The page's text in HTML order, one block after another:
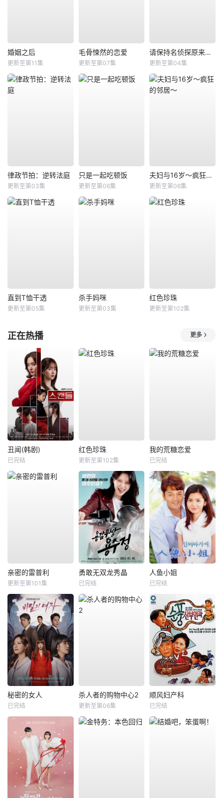
婚姻之后
更新至第11集
毛骨悚然的恋爱
更新至第07集
请保持名侦探原来的样子
更新至第04集
律政节拍：逆转法庭
更新至第03集
只是一起吃顿饭
更新至第06集
夫妇与16岁～疯狂的邻居～
更新至第06集
直到T恤干透
更新至第05集
杀手妈咪
更新至第03集
红色珍珠
更新至第102集
正在热播 更多
丑闻(韩剧)
已完结
红色珍珠
更新至第102集
我的荒糖恋爱
已完结
亲密的雷普利
更新至第101集
勇敢无双龙秀晶
已完结
人鱼小姐
已完结
秘密的女人
已完结
杀人者的购物中心2
更新至第06集
顺风妇产科
已完结